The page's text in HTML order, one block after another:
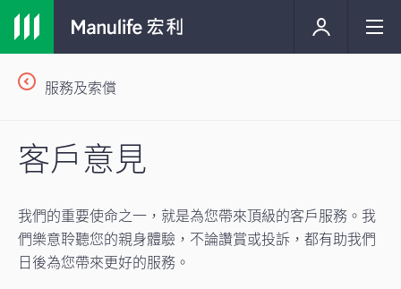
服務及索償
客戶意見
我們的重要使命之一，就是為您帶來頂級的客戶服務。我
們樂意聆聽您的親身體驗，不論讚賞或投訴，都有助我們
日後為您帶來更好的服務。